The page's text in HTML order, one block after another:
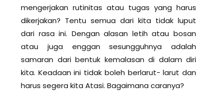
mengerjakan rutinitas atau tugas yang harus
dikerjakan? Tentu semua dari kita tidak luput
dari rasa ini. Dengan alasan letih atau bosan
atau juga enggan sesungguhnya adalah
samaran dari bentuk kemalasan di dalam diri
kita. Keadaan ini tidak boleh berlarut- larut dan
harus segera kita Atasi. Bagaimana caranya?